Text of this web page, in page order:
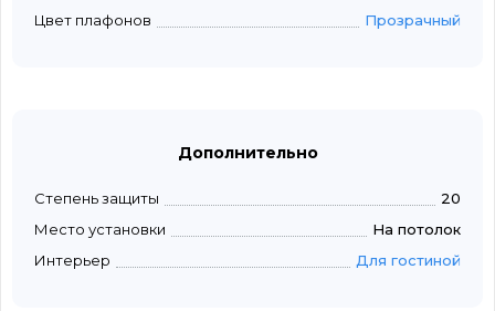
Цвет плафонов
Прозрачный
Дополнительно
Степень защиты
20
Место установки
На потолок
Интерьер
Для гостиной